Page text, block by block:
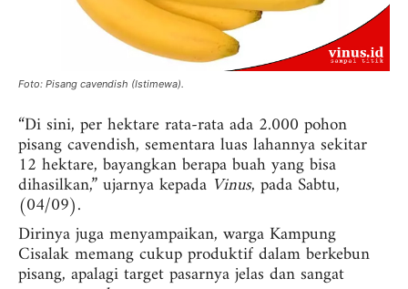
Foto: Pisang cavendish (Istimewa).
“Di sini, per hektare rata-rata ada 2.000 pohon
pisang cavendish, sementara luas lahannya sekitar
12 hektare, bayangkan berapa buah yang bisa
dihasilkan,” ujarnya kepada Vinus, pada Sabtu,
(04/09).
Dirinya juga menyampaikan, warga Kampung
Cisalak memang cukup produktif dalam berkebun
pisang, apalagi target pasarnya jelas dan sangat